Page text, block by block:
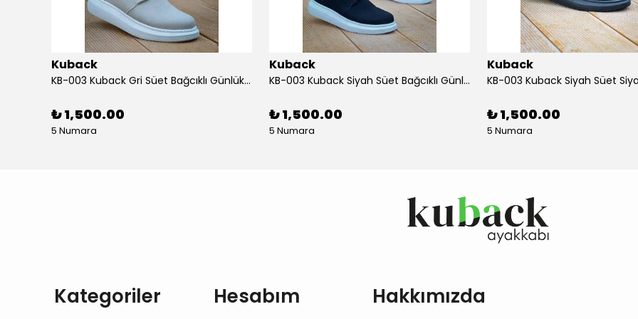
Kuback
KB-003 Kuback Gri Süet Bağcıklı Günlük Erkek Ayakkabı
₺ 1,500.00
5 Numara
Kuback
KB-003 Kuback Siyah Süet Bağcıklı Günlük Erkek Ayakkabı
₺ 1,500.00
5 Numara
Kuback
₺ 1,500.00
5 Numara
Kategoriler Hesabım Hakkımızda